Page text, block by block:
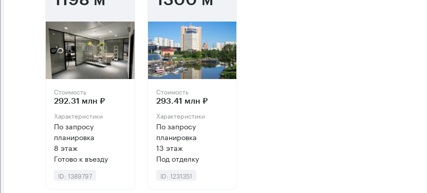
Стоимость
292.31 млн ₽
Характеристики
По запросу
планировка
8 этаж
Готово к въезду
ID: 1389797
Стоимость
293.41 млн ₽
Характеристики
По запросу
планировка
13 этаж
Под отделку
ID: 1231351